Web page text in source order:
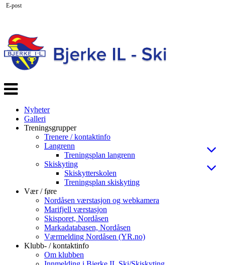
Veksle
navigasjon
Nyheter
Galleri
Treningsgrupper
Trenere / kontaktinfo
Langrenn
Treningsplan langrenn
Skiskyting
Skiskytterskolen
Treningsplan skiskyting
Vær / føre
Nordåsen værstasjon og webkamera
Marifjell værstasjon
Skisporet, Nordåsen
Markadatabasen, Nordåsen
Værmelding Nordåsen (YR.no)
Klubb- / kontaktinfo
Om klubben
E-post